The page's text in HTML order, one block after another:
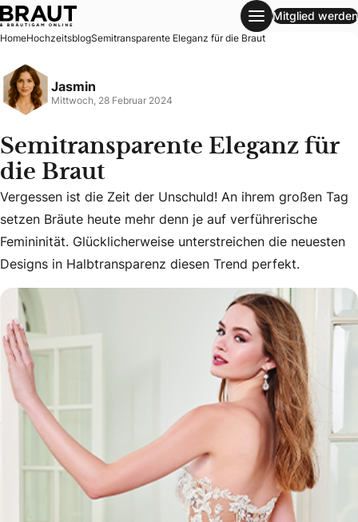
Semitransparente Eleganz für die Braut
Mitglied werden
HomeHochzeitsblogSemitransparente Eleganz für die Braut
Jasmin
Mittwoch, 28 Februar 2024
Semitransparente Eleganz für
die Braut
Vergessen ist die Zeit der Unschuld! An ihrem großen
Vergessen ist die Zeit der Unschuld! An ihrem großen Tag
setzen Bräute heute mehr denn je auf verführerische
Femininität. Glücklicherweise unterstreichen die neuesten
Designs in Halbtransparenz diesen Trend perfekt.